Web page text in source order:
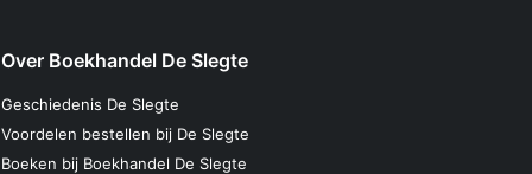
Over Boekhandel De Slegte
Geschiedenis De Slegte
Voordelen bestellen bij De Slegte
Boeken bij Boekhandel De Slegte